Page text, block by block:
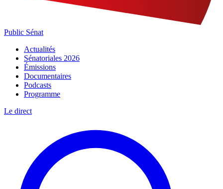
Public Sénat
Actualités
Sénatoriales 2026
Émissions
Documentaires
Podcasts
Programme
Le direct